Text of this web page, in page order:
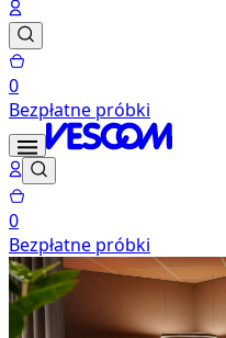
0
Bezpłatne próbki
0
Bezpłatne próbki